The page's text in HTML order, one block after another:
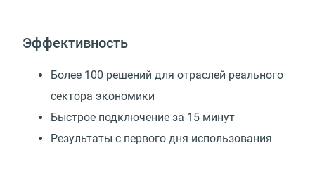
Эффективность
Более 100 решений для отраслей реального
сектора экономики
Быстрое подключение за 15 минут
Результаты с первого дня использования